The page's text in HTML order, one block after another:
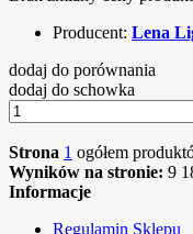
Producent: Lena
dodaj do porównania
dodaj do schowka
Strona 1 ogółem
Wyników na stronie: 9
Informacje
Regulamin Sklepu